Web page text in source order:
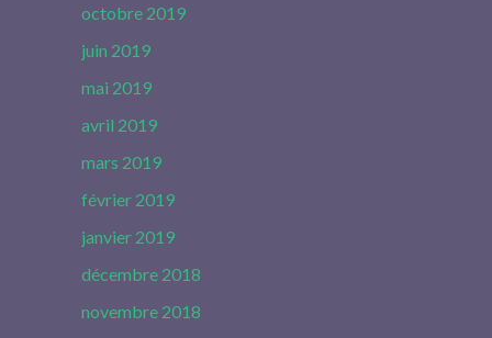
octobre 2019
juin 2019
mai 2019
avril 2019
mars 2019
février 2019
janvier 2019
décembre 2018
novembre 2018